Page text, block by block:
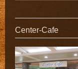
Center-Cafe